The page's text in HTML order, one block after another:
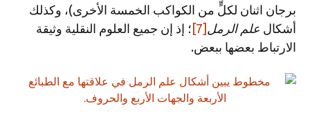
برجان اثنان لكلٍّ من الكواكب الخمسة الأخرى)، وكذلك
أشكال علم الرمل [7]
؛ إذ إن جميع العلوم النقلية وثيقة
الارتباط بعضها ببعض.